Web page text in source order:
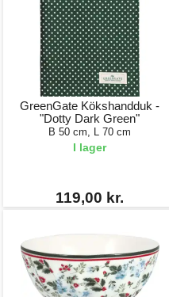
GreenGate Kökshandduk -
"Dotty Dark Green"
B 50 cm, L 70 cm
I lager
119,00 kr.